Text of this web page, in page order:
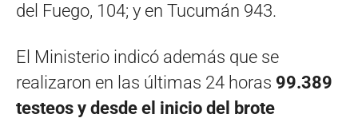
del Fuego, 104; y en Tucumán 943.
El Ministerio indicó además que se
realizaron en las últimas 24 horas 99.389
testeos y desde el inicio del brote